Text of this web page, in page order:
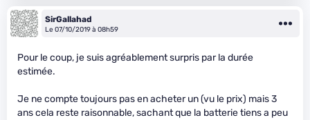
SirGallahad
Le 07/10/2019 à 08h59
Pour le coup, je suis agréablement surpris par la durée
estimée.
Je ne compte toujours pas en acheter un (vu le prix) mais 3
ans cela reste raisonnable, sachant que la batterie tiens a peu